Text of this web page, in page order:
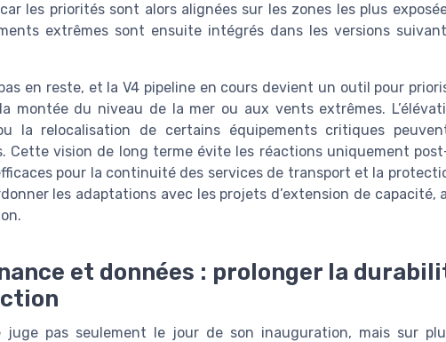
les priorités sont alors alignées sur les zones les plus
extrêmes sont ensuite intégrés dans les versions
en reste, et la V4 pipeline en cours devient un outil pour
montée du niveau de la mer ou aux vents extrêmes.
la relocalisation de certains équipements critiques
Cette vision de long terme évite les réactions uniquement
pour la continuité des services de transport et la
les adaptations avec les projets d’extension de capacité,
et données : prolonger la
pas seulement le jour de son inauguration, mais sur